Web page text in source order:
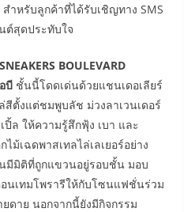
ำหรับลูกค้าที่ได้รับเชิญทาง SMS
ต์สุดประทับใจ
BOULEVARD
บี ชั้นนี้โดดเด่นด้วยแชนเดอเลียร์
ตั้งแต่ชมพูบลัช ม่วงลาเวนเดอร์
ปิ้ล ให้ความรู้สึกฟุ้ง เบา และ
ม้เฉดพาสเทลไล่เลเยอร์อย่าง
มีมิติที่ถูกแขวนอยู่รอบชั้น มอบ
นเทมโพรารีให้กับโซนแฟชั่นร่วม
ดาย นอกจากนี้ยังมีกิจกรรม